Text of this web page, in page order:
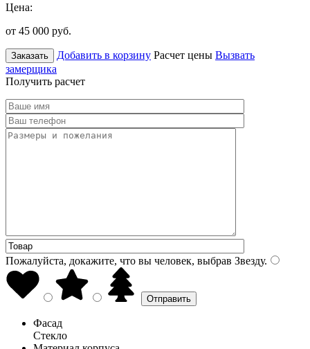
Цена:
от 45 000 руб.
Заказать Добавить в корзину Расчет цены Вызвать
замерщика
Получить расчет
Пожалуйста, докажите, что вы человек, выбрав Звезду.
Фасад
Стекло